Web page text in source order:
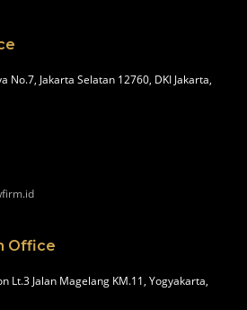
No.7, Jakarta Selatan 12760, DKI Jakarta,
Office
Lt.3 Jalan Magelang KM.11, Yogyakarta,